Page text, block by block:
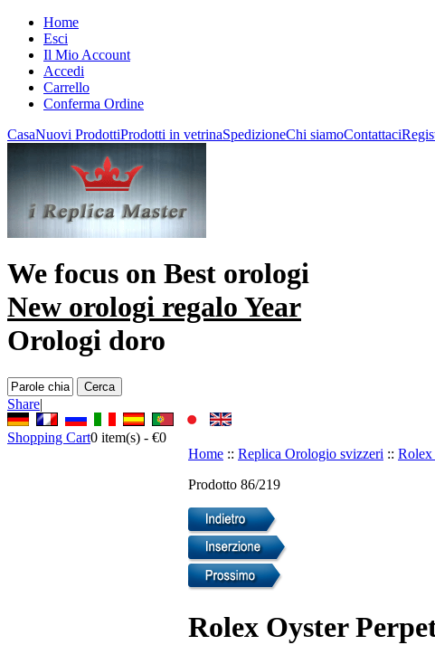
Home
Esci
Il Mio Account
Accedi
Carrello
Conferma Ordine
CasaNuovi ProdottiProdotti in vetrinaSpedizioneChi siamoContattaci
We focus on Best orologi
New orologi regalo Year
Orologi doro
Share|
Shopping Cart0 item(s) - €0
Home :: Replica Orologio svizzeri :: Rolex
Prodotto 86/219
Rolex Oyster